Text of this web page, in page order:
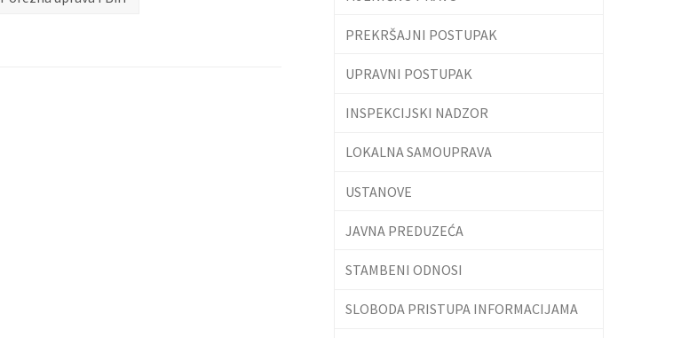
PREKRŠAJNI POSTUPAK
UPRAVNI POSTUPAK
INSPEKCIJSKI NADZOR
LOKALNA SAMOUPRAVA
USTANOVE
JAVNA PREDUZEĆA
STAMBENI ODNOSI
SLOBODA PRISTUPA INFORMACIJAMA